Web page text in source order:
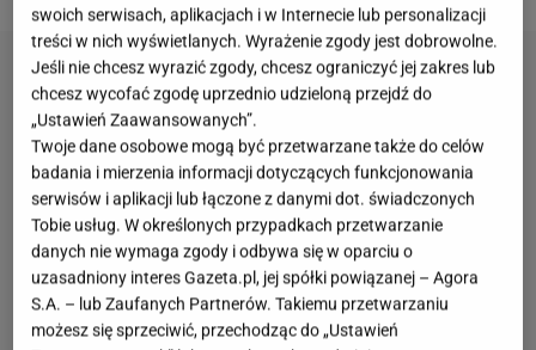
swoich serwisach, aplikacjach i w Internecie lub personalizacji
treści w nich wyświetlanych. Wyrażenie zgody jest dobrowolne.
Jeśli nie chcesz wyrazić zgody, chcesz ograniczyć jej zakres lub
chcesz wycofać zgodę uprzednio udzieloną przejdź do
„Ustawień Zaawansowanych”.
Twoje dane osobowe mogą być przetwarzane także do celów
badania i mierzenia informacji dotyczących funkcjonowania
serwisów i aplikacji lub łączone z danymi dot. świadczonych
Tobie usług. W określonych przypadkach przetwarzanie
danych nie wymaga zgody i odbywa się w oparciu o
uzasadniony interes Gazeta.pl, jej spółki powiązanej – Agora
S.A. – lub Zaufanych Partnerów. Takiemu przetwarzaniu
możesz się sprzeciwić, przechodząc do „Ustawień